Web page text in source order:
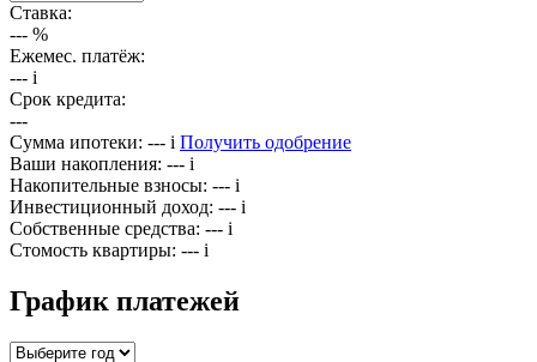
Ставка:
--- %
Ежемес. платёж:
--- i
Срок кредита:
---
Сумма ипотеки: --- i Получить одобрение
Ваши накопления: --- i
Накопительные взносы: --- i
Инвестиционный доход: --- i
Собственные средства: --- i
Стомость квартиры: --- i
График платежей